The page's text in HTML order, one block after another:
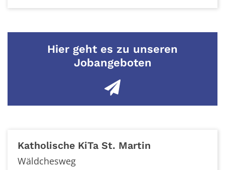
Hier geht es zu unseren
Jobangeboten
Katholische KiTa St. Martin
Wäldchesweg